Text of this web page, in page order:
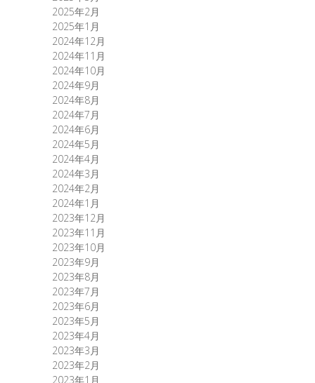
2025年2月
2025年1月
2024年12月
2024年11月
2024年10月
2024年9月
2024年8月
2024年7月
2024年6月
2024年5月
2024年4月
2024年3月
2024年2月
2024年1月
2023年12月
2023年11月
2023年10月
2023年9月
2023年8月
2023年7月
2023年6月
2023年5月
2023年4月
2023年3月
2023年2月
2023年1月